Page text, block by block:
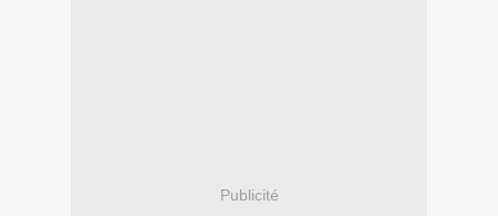
Publicité